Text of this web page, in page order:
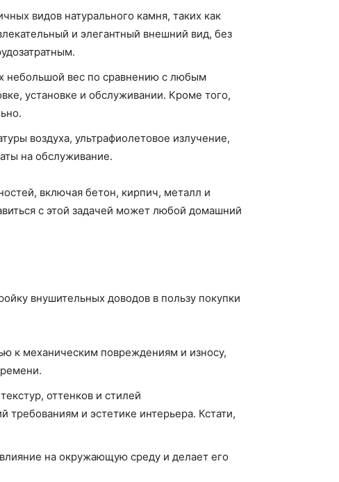
видов натурального камня, таких как
и элегантный внешний вид, без
небольшой вес по сравнению с любым
установке и обслуживании. Кроме того,
воздуха, ультрафиолетовое излучение,
на обслуживание.
включая бетон, кирпич, металл и
с этой задачей может любой домашний
внушительных доводов в пользу покупки
к механическим повреждениям и износу,
оттенков и стилей
и эстетике интерьера. Кстати,
на окружающую среду и делает его